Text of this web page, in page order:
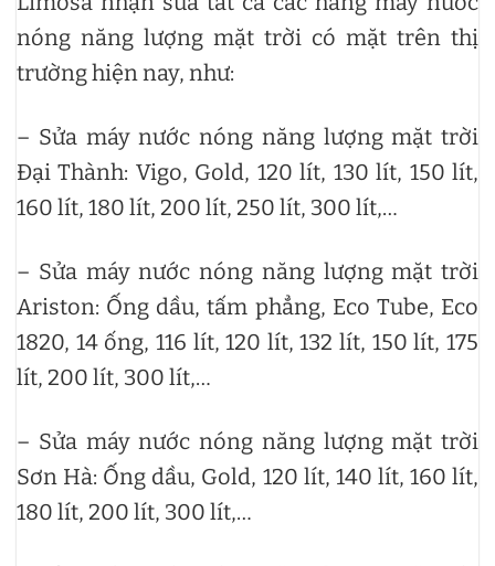
nóng năng lượng mặt trời có mặt trên thị
trường hiện nay, như:
– Sửa máy nước nóng năng lượng mặt trời
Đại Thành: Vigo, Gold, 120 lít, 130 lít, 150 lít,
160 lít, 180 lít, 200 lít, 250 lít, 300 lít,…
– Sửa máy nước nóng năng lượng mặt trời
Ariston: Ống dầu, tấm phẳng, Eco Tube, Eco
1820, 14 ống, 116 lít, 120 lít, 132 lít, 150 lít, 175
lít, 200 lít, 300 lít,…
– Sửa máy nước nóng năng lượng mặt trời
Sơn Hà: Ống dầu, Gold, 120 lít, 140 lít, 160 lít,
180 lít, 200 lít, 300 lít,…